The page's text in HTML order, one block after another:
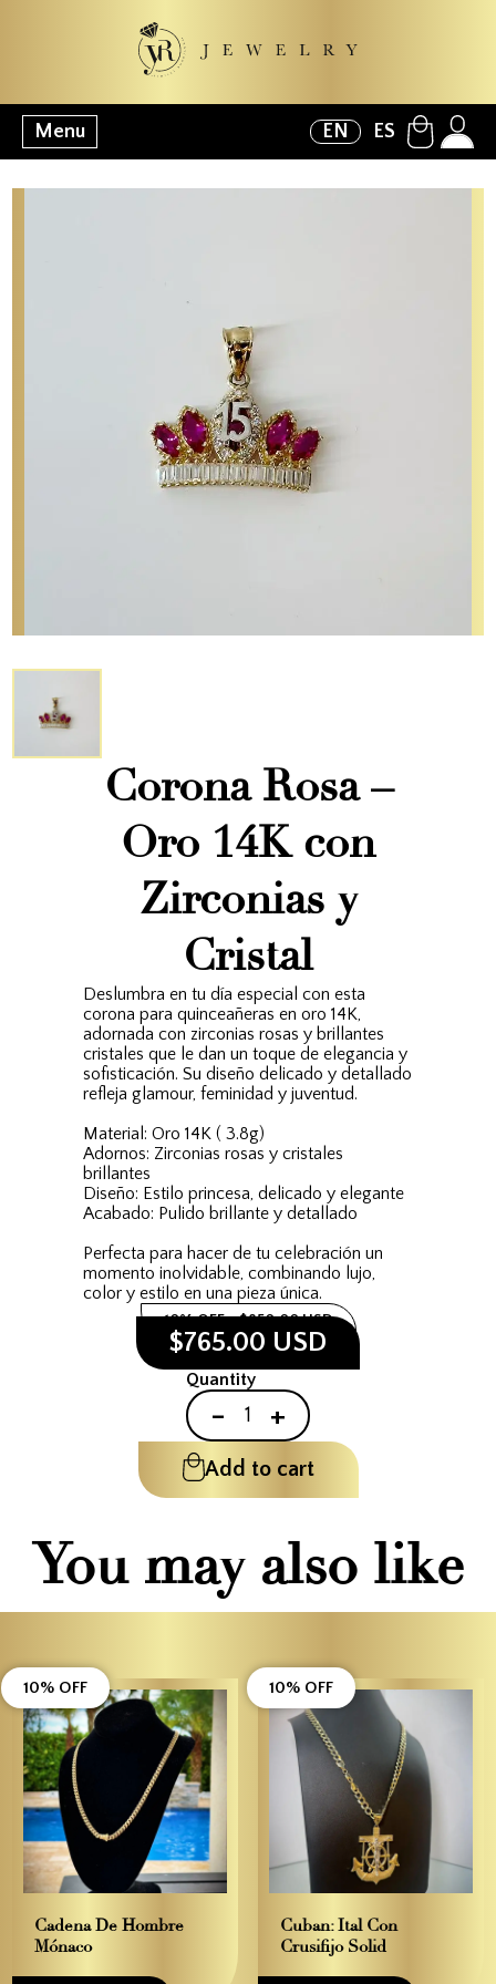
Menu EN ES
Corona Rosa –
Oro 14K con
Zirconias y
Cristal
Deslumbra en tu día especial con esta
corona para quinceañeras en oro 14K,
adornada con zirconias rosas y brillantes
cristales que le dan un toque de elegancia y
sofisticación. Su diseño delicado y detallado
refleja glamour, feminidad y juventud.
Material: Oro 14K ( 3.8g)
Adornos: Zirconias rosas y cristales
brillantes
Diseño: Estilo princesa, delicado y elegante
Acabado: Pulido brillante y detallado
Perfecta para hacer de tu celebración un
momento inolvidable, combinando lujo,
color y estilo en una pieza única.
10% OFF $850.00 USD
$765.00 USD
Quantity
- +
Add to cart
You may also like
Cadena De Hombre
Mónaco
10% OFF
Cuban: Ital Con
Crusifijo Solid
10% OFF